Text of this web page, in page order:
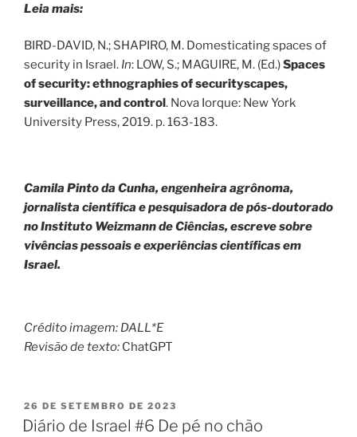
Leia mais:
BIRD-DAVID, N.; SHAPIRO, M. Domesticating spaces of
security in Israel. In: LOW, S.; MAGUIRE, M. (Ed.)Spaces
of security: ethnographies of securityscapes,
surveillance, and control. Nova Iorque: New York
University Press, 2019. p. 163-183.
Camila Pinto da Cunha, engenheira agrônoma,
jornalista científica e pesquisadora de pós-doutorado
no Instituto Weizmann de Ciências, escreve sobre
vivências pessoais e experiências científicas em
Israel.
Crédito imagem: DALL*E
Revisão de texto: ChatGPT
26 DE SETEMBRO DE 2023
Diário de Israel #6 De pé no chão